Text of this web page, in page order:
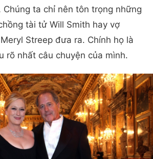
Chúng ta chỉ nên tôn trọng những
tài tử Will Smith hay vợ
Streep đưa ra. Chính họ là
rõ nhất câu chuyện của mình.